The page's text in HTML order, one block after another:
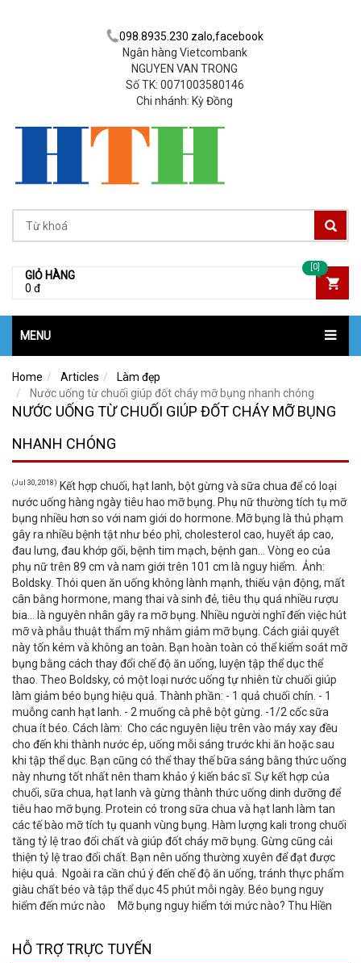
098.8935.230 zalo,facebook
Ngân hàng Vietcombank
NGUYEN VAN TRONG
Số TK: 0071003580146
Chi nhánh: Kỳ Đồng
GIỎ HÀNG
0 đ
[0]
MENU
Home Articles
Làm đẹp
Nước uống từ chuối giúp đốt cháy mỡ bụng nhanh chóng
NƯỚC UỐNG TỪ CHUỐI GIÚP ĐỐT CHÁY MỠ BỤNG
NHANH CHÓNG
(Jul 30, 2018) Kết hợp chuối, hạt lanh, bột gừng và sữa chua để có loại
nước uống hàng ngày tiêu hao mỡ bụng. Phụ nữ thường tích tụ mỡ
bụng nhiều hơn so với nam giới do hormone. Mỡ bụng là thủ phạm
gây ra nhiều bệnh tật như béo phì, cholesterol cao, huyết áp cao,
đau lưng, đau khớp gối, bệnh tim mạch, bệnh gan... Vòng eo của
phụ nữ trên 89 cm và nam giới trên 101 cm là nguy hiểm. Ảnh:
Boldsky. Thói quen ăn uống không lành mạnh, thiếu vận động, mất
cân bằng hormone, mang thai và sinh đẻ, tiêu thụ quá nhiều rượu
bia... là nguyên nhân gây ra mỡ bụng. Nhiều người nghĩ đến việc hút
mỡ và phẫu thuật thẩm mỹ nhằm giảm mỡ bụng. Cách giải quyết
này tốn kém và không an toàn. Bạn hoàn toàn có thể kiểm soát mỡ
bụng bằng cách thay đổi chế độ ăn uống, luyện tập thể dục thể
thao. Theo Boldsky, có một loại nước uống tự nhiên từ chuối giúp
làm giảm béo bụng hiệu quả. Thành phần: - 1 quả chuối chín. - 1
muỗng canh hạt lanh. - 2 muống cà phê bột gừng. -1/2 cốc sữa
chua ít béo. Cách làm: Cho các nguyên liệu trên vào máy xay đều
cho đến khi thành nước ép, uống mỗi sáng trước khi ăn hoặc sau
khi tập thể dục. Bạn cũng có thể thay thế bữa sáng bằng thức uống
này nhưng tốt nhất nên tham khảo ý kiến bác sĩ. Sự kết hợp của
chuối, sữa chua, hạt lanh và gừng thành thức uống dinh dưỡng để
tiêu hao mỡ bụng. Protein có trong sữa chua và hạt lanh làm tan
các tế bào mỡ tích tụ quanh vùng bụng. Hàm lượng kali trong chuối
tăng tỷ lệ trao đổi chất và giúp đốt cháy mỡ bụng. Gừng cũng cải
thiện tỷ lệ trao đổi chất. Bạn nên uống thường xuyên để đạt được
hiệu quả. Ngoài ra cần chú ý đến chế độ ăn uống, tránh thực phẩm
giàu chất béo và tập thể dục 45 phút mỗi ngày. Béo bụng nguy
hiểm đến mức nào Mỡ bụng nguy hiểm tới mức nào? Thu Hiền
HỖ TRỢ TRỰC TUYẾN